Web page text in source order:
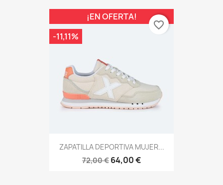
ZAPATILLA DEPORTIVA MUJER...
72,00 € 64,00 €
¡EN OFERTA!
-11,11%
favorite_border